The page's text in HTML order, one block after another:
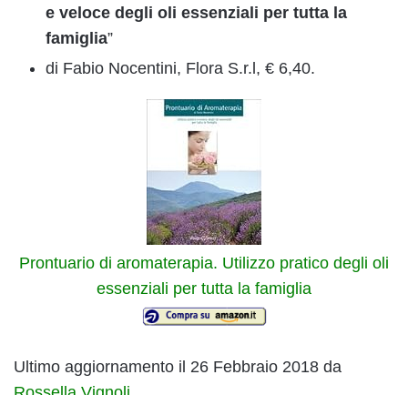
e veloce degli oli essenziali per tutta la
famiglia”
di Fabio Nocentini, Flora S.r.l, € 6,40.
Prontuario di aromaterapia. Utilizzo pratico degli oli
essenziali per tutta la famiglia
Ultimo aggiornamento il 26 Febbraio 2018 da